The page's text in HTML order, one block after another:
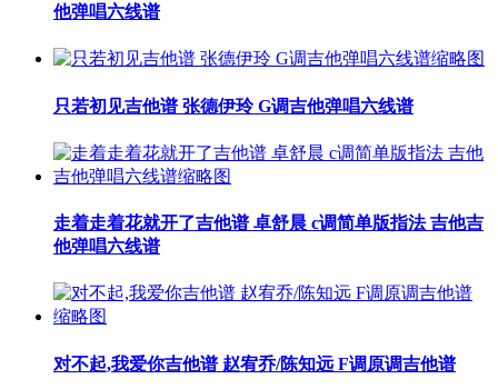
他弹唱六线谱
只若初见吉他谱 张德伊玲 G调吉他弹唱六线谱
走着走着花就开了吉他谱 卓舒晨 c调简单版指法 吉他吉
他弹唱六线谱
对不起,我爱你吉他谱 赵宥乔/陈知远 F调原调吉他谱